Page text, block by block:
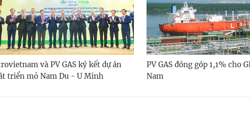
và PV GAS ký kết dự án
triển mỏ Nam Du - U Minh
PV GAS đóng góp 1,1% cho
Nam